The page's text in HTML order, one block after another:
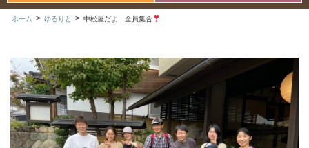
ホーム > ゆるりと > 中松屋だよ 全員集合